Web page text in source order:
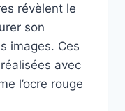
révèlent le
son
images. Ces
avec
l’ocre rouge